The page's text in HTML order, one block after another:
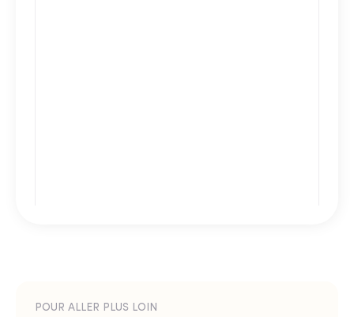
POUR ALLER PLUS LOIN